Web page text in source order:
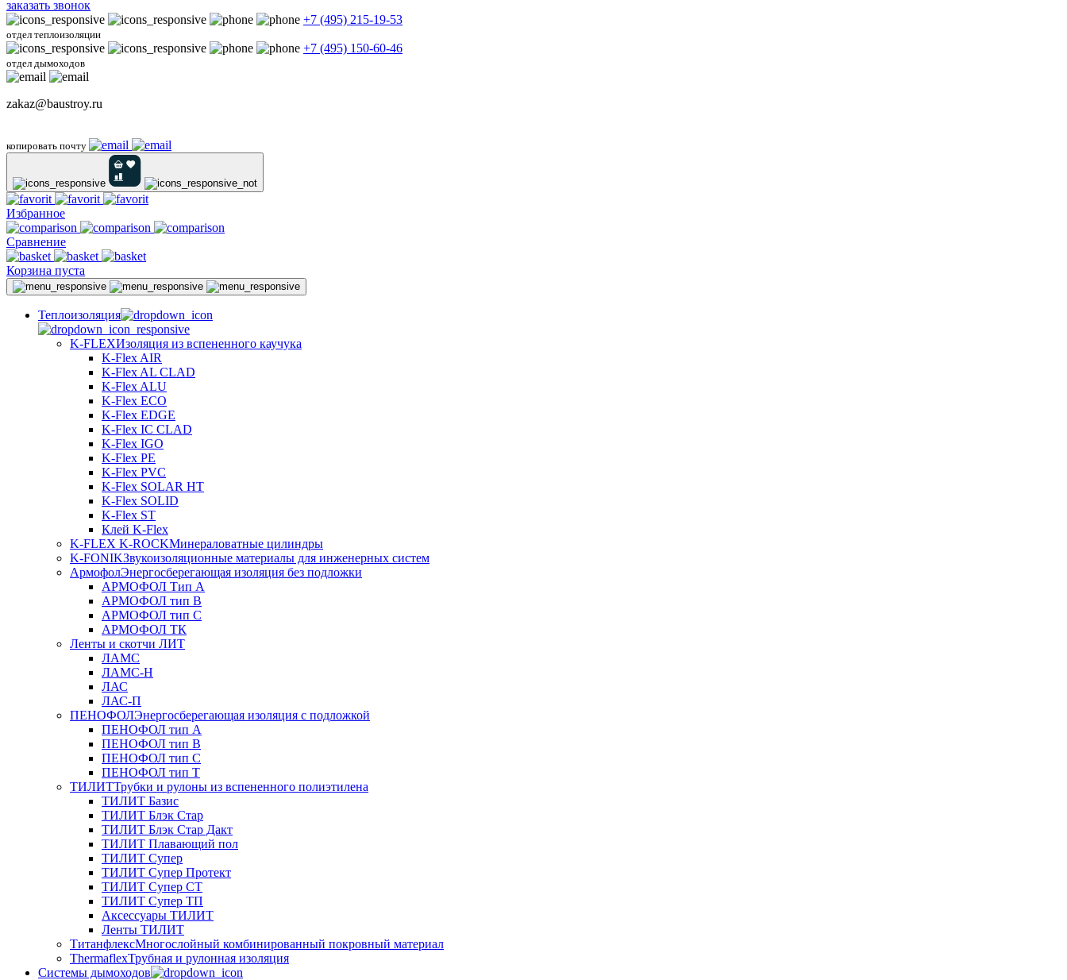
заказать звонок
+7 (495) 215-19-53
отдел теплоизоляции
+7 (495) 150-60-46
отдел дымоходов
zakaz@baustroy.ru
копировать почту
Избранное
Сравнение
Корзина пуста
Теплоизоляция
K-FLEXИзоляция из вспененного каучука
K-Flex AIR
K-Flex AL CLAD
K-Flex ALU
K-Flex ECO
K-Flex EDGE
K-Flex IC CLAD
K-Flex IGO
K-Flex PE
K-Flex PVC
K-Flex SOLAR HT
K-Flex SOLID
K-Flex ST
Клей K-Flex
K-FLEX K-ROCKМинераловатные цилиндры
K-FONIKЗвукоизоляционные материалы для инженерных систем
АрмофолЭнергосберегающая изоляция без подложки
АРМОФОЛ Тип А
АРМОФОЛ тип В
АРМОФОЛ тип C
АРМОФОЛ ТК
Ленты и скотчи ЛИТ
ЛАМС
ЛАМС-Н
ЛАС
ЛАС-П
ПЕНОФОЛЭнергосберегающая изоляция с подложкой
ПЕНОФОЛ тип А
ПЕНОФОЛ тип B
ПЕНОФОЛ тип C
ПЕНОФОЛ тип T
ТИЛИТТрубки и рулоны из вспененного полиэтилена
ТИЛИТ Базис
ТИЛИТ Блэк Стар
ТИЛИТ Блэк Стар Дакт
ТИЛИТ Плавающий пол
ТИЛИТ Супер
ТИЛИТ Супер Протект
ТИЛИТ Супер СТ
ТИЛИТ Супер ТП
Аксессуары ТИЛИТ
Ленты ТИЛИТ
ТитанфлексМногослойный комбинированный покровный материал
ThermaflexТрубная и рулонная изоляция
Cистемы дымоходов